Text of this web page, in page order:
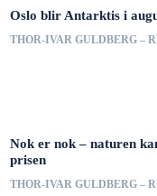
Oslo blir Antarktis i
THOR-IVAR GULDBERG –
Nok er nok – naturen
prisen
THOR-IVAR GULDBERG –